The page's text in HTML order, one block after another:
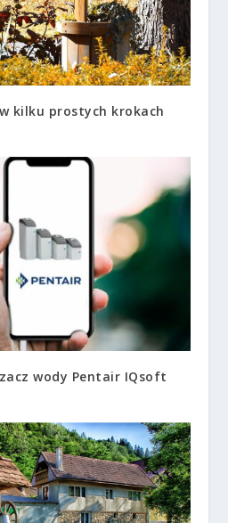
kilku prostych krokach
wody Pentair IQsoft